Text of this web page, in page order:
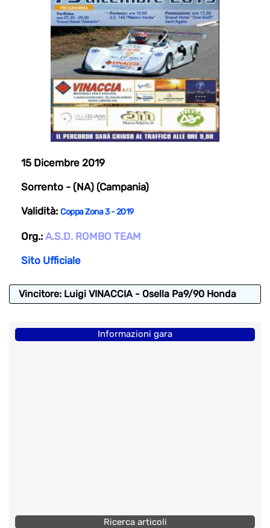
15 Dicembre 2019
Sorrento - (NA) (Campania)
Validità: Coppa Zona 3 - 2019
Org.: A.S.D. ROMBO TEAM
Sito Ufficiale
Vincitore: Luigi VINACCIA - Osella Pa9/90 Honda
Informazioni gara
Ricerca articoli